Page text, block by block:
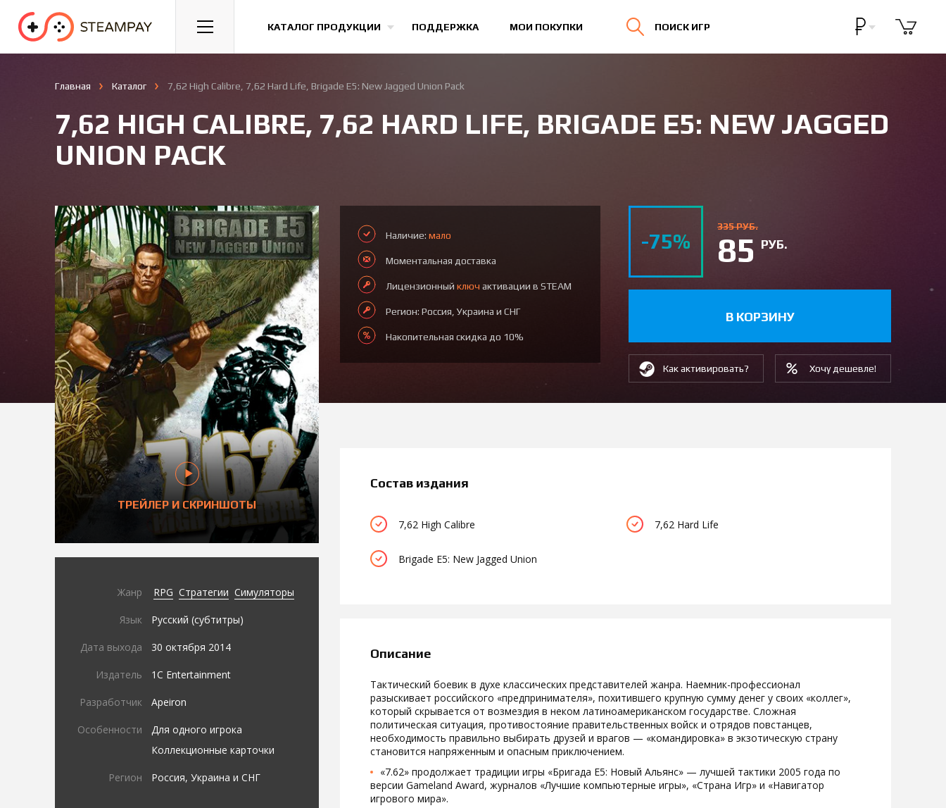
КАТАЛОГ ПРОДУКЦИИ ПОДДЕРЖКА МОИ ПОКУПКИ ПОИСК ИГР
Спорт Гонки Казуальные Все игры
Главная Каталог 7,62 High Calibre, 7,62 Hard Life, Brigade E5: New Jagged Union Pack
7,62 HIGH CALIBRE, 7,62 HARD LIFE, BRIGADE E5: NEW JAGGED
UNION PACK
ТРЕЙЛЕР И СКРИНШОТЫ
Жанр RPG Стратегии Симуляторы
Язык Русский (субтитры)
Дата выхода 30 октября 2014
Издатель 1C Entertainment
Разработчик Apeiron
Особенности
Для одного игрока
Коллекционные карточки
Регион Россия, Украина и СНГ
Наличие: мало
Моментальная доставка
Лицензионный ключ активации в STEAM
Регион: Россия, Украина и СНГ
Накопительная скидка до 10%
-75%
335 РУБ.
85РУБ.
В КОРЗИНУ
Как активировать? Хочу дешевле!
Состав издания
7,62 High Calibre 7,62 Hard Life
Brigade E5: New Jagged Union
Описание
Тактический боевик в духе классических представителей жанра. Наемник-профессионал
разыскивает российского «предпринимателя», похитившего крупную сумму денег у своих «коллег»,
который скрывается от возмездия в неком латиноамериканском государстве. Сложная
политическая ситуация, противостояние правительственных войск и отрядов повстанцев,
необходимость правильно выбирать друзей и врагов — «командировка» в экзотическую страну
становится напряженным и опасным приключением.
«7.62» продолжает традиции игры «Бригада E5: Новый Альянс» — лучшей тактики 2005 года по
версии Gameland Award, журналов «Лучшие компьютерные игры», «Страна Игр» и «Навигатор
игрового мира».